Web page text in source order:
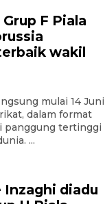
F Piala
wakil
mulai 14 Juni
dalam format
panggung tertinggi
...
Inzaghi diadu